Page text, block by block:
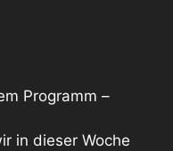
Programm –
in dieser Woche